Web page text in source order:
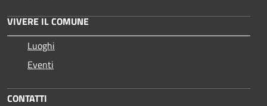
VIVERE IL COMUNE
Luoghi
Eventi
CONTATTI